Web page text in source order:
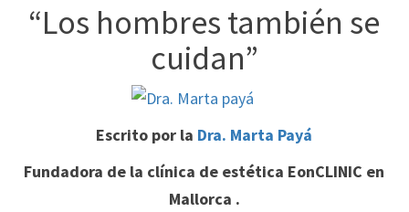
“Los hombres también se
cuidan”
Escrito por la Dra. Marta Payá
Fundadora de la clínica de estética EonCLINIC en
Mallorca .